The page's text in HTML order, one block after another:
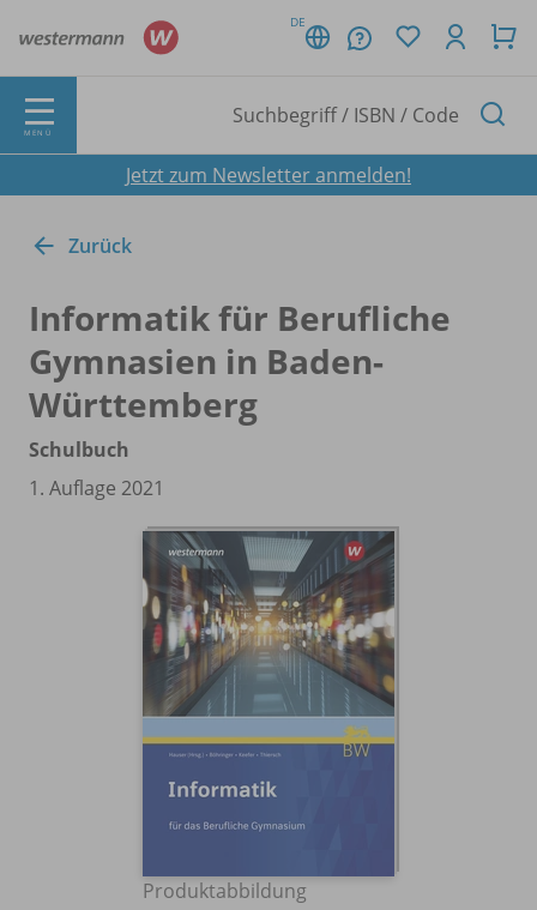
DE
MENÜ
Jetzt zum Newsletter anmelden!
Zurück
Informatik für Berufliche
Gymnasien in Baden-
Württemberg
Schulbuch
1. Auflage 2021
Produktabbildung